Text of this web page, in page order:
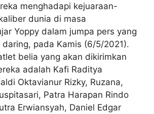
menghadapi kejuaraan-
dunia di masa
Yoppy dalam jumpa pers yang
pada Kamis (6/5/2021).
belia yang akan dikirimkan
adalah Kafi Raditya
Oktavianur Rizky, Ruzana,
Patra Harapan Rindo
Erwiansyah, Daniel Edgar